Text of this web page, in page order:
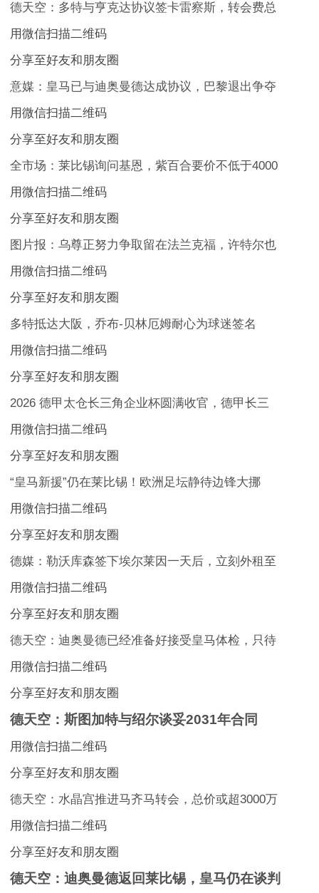
德天空：多特与亨克达协议签卡雷察斯，转会费总
用微信扫描二维码
分享至好友和朋友圈
意媒：皇马已与迪奥曼德达成协议，巴黎退出争夺
用微信扫描二维码
分享至好友和朋友圈
全市场：莱比锡询问基恩，紫百合要价不低于4000
用微信扫描二维码
分享至好友和朋友圈
图片报：乌尊正努力争取留在法兰克福，许特尔也
用微信扫描二维码
分享至好友和朋友圈
多特抵达大阪，乔布-贝林厄姆耐心为球迷签名
用微信扫描二维码
分享至好友和朋友圈
2026 德甲太仓长三角企业杯圆满收官，德甲长三
用微信扫描二维码
分享至好友和朋友圈
“皇马新援”仍在莱比锡！欧洲足坛静待边锋大挪
用微信扫描二维码
分享至好友和朋友圈
德媒：勒沃库森签下埃尔莱因一天后，立刻外租至
用微信扫描二维码
分享至好友和朋友圈
德天空：迪奥曼德已经准备好接受皇马体检，只待
用微信扫描二维码
分享至好友和朋友圈
德天空：斯图加特与绍尔谈妥2031年合同
用微信扫描二维码
分享至好友和朋友圈
德天空：水晶宫推进马齐马转会，总价或超3000万
用微信扫描二维码
分享至好友和朋友圈
德天空：迪奥曼德返回莱比锡，皇马仍在谈判